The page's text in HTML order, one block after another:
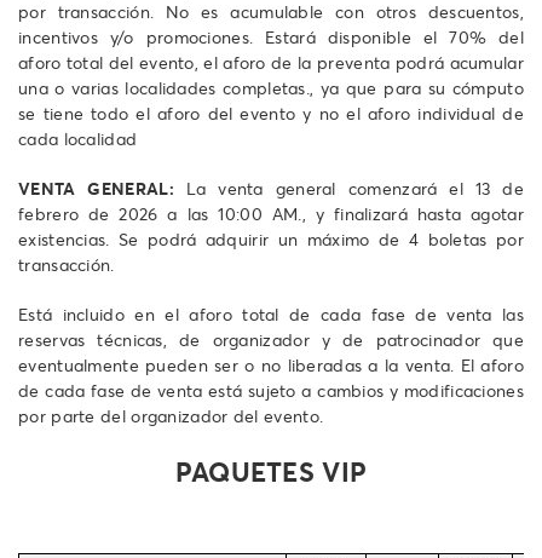
por transacción. No es acumulable con otros descuentos,
incentivos y/o promociones. Estará disponible el 70% del
aforo total del evento, el aforo de la preventa podrá acumular
una o varias localidades completas., ya que para su cómputo
se tiene todo el aforo del evento y no el aforo individual de
cada localidad
VENTA GENERAL: La venta general comenzará el 13 de
febrero de 2026 a las 10:00 AM., y finalizará hasta agotar
existencias. Se podrá adquirir un máximo de 4 boletas por
transacción.
Está incluido en el aforo total de cada fase de venta las
reservas técnicas, de organizador y de patrocinador que
eventualmente pueden ser o no liberadas a la venta. El aforo
de cada fase de venta está sujeto a cambios y modificaciones
por parte del organizador del evento.
PAQUETES VIP